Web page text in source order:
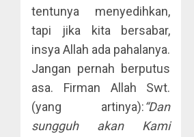
tentunya menyedihkan,
tapi jika kita bersabar,
insya Allah ada pahalanya.
Jangan pernah berputus
asa. Firman Allah Swt.
(yang artinya):“Dan
sungguh akan Kami